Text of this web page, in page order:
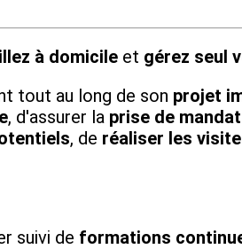
à domicile et gérez seul
tout au long de son projet
, d'assurer la prise de mandat
, de réaliser les
suivi de formations